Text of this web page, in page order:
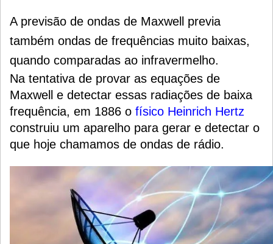
A previsão de ondas de Maxwell previa
também ondas de frequências muito baixas,
quando comparadas ao infravermelho.
Na tentativa de provar as equações de
Maxwell e detectar essas radiações de baixa
frequência, em 1886 o físico Heinrich Hertz
construiu um aparelho para gerar e detectar o
que hoje chamamos de ondas de rádio.